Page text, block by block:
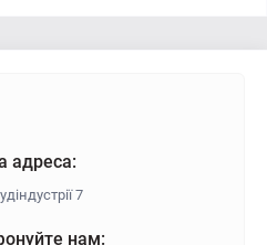
адреса:
7
нам: